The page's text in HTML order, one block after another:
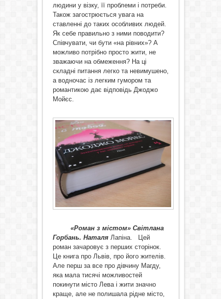
людини у візку, її проблеми і потреби.
Також загострюється увага на
ставленні до таких особливих людей.
Як себе правильно з ними поводити?
Співчувати, чи бути «на рівних»? А
можливо потрібно просто жити, не
зважаючи на обмеження? На ці
складні питання легко та невимушено,
а водночас із легким гумором та
романтикою дає відповідь Джоджо
Мойєс.
«Роман з містом» Світлана
Горбань. НаталяЛапіна. Цей
роман зачаровує з перших сторінок.
Це книга про Львів, про його жителів.
Але перш за все про дівчину Магду,
яка мала тисячі можливостей
покинути місто Лева і жити значно
краще, але не полишала рідне місто,